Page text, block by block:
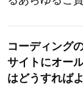
コーディング
サイトにオー
はどうすれば